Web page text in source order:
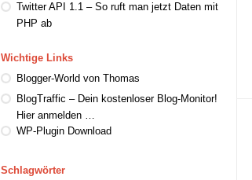
Twitter API 1.1 – So ruft man jetzt Daten mit
PHP ab
Wichtige Links
Blogger-World von Thomas
BlogTraffic – Dein kostenloser Blog-Monitor!
Hier anmelden …
WP-Plugin Download
Schlagwörter